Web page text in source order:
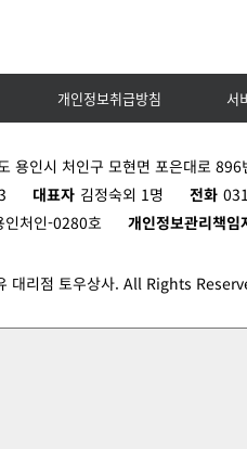
개인정보취급방침 서
용인시 처인구 모현면 포은대로
대표자 김정숙외 1명 전화
처인-0280호 개인정보관리책임
리점 토우상사. All Rights